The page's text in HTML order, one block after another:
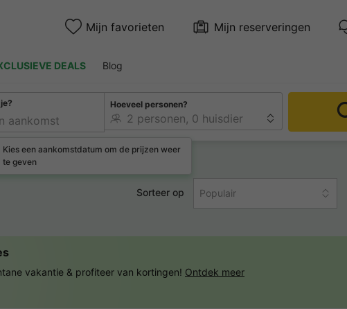
Mijn favorieten Mijn reserveringen
DEALS Blog
Kies een aankomstdatum om de prijzen weer
te geven
Hoeveel personen?
Sorteer op Populair
vakantie & profiteer van kortingen! Ontdek meer